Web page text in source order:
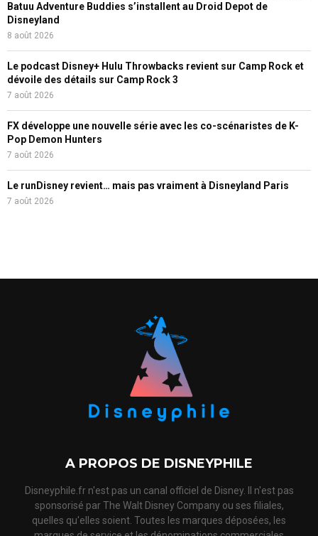
Batuu Adventure Buddies s’installent au Droid Depot de
Disneyland
8 août 2026
Le podcast Disney+ Hulu Throwbacks revient sur Camp Rock et
dévoile des détails sur Camp Rock 3
7 août 2026
FX développe une nouvelle série avec les co-scénaristes de K-
Pop Demon Hunters
7 août 2026
Le runDisney revient… mais pas vraiment à Disneyland Paris
7 août 2026
A PROPOS DE DISNEYPHILE
Disneyphile.fr n'est pas un canal officiel de Disney. Il n'est pas
sponsorisé par The Walt Disney Company ou ses filiales,
quelles qu'elles soient. Toutes les marques déposées, les